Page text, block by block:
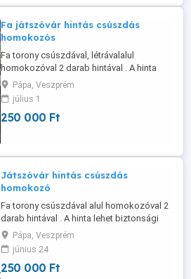
Fa játszóvár hintás csúszdás
homokozós
Fa torony csúszdával, létrávalalul
homokozóval 2 darab hintával . A hinta
lehet biztonsági vagy lap hinta. A csúszda
csúszófelülete 3 méter színe választható
kék,zöld,sárga,piros. A játszóvár akácból
és tölgyből készül ami keményfa így
Pápa, Veszprém
július 1
250 000 Ft
Játszóvár hintás csúszdás
homokozó
Fa torony csúszdával alul homokozóval 2
darab hintával . A hinta lehet biztonsági
vagy lap hinta. A csúszda csúszófelülete
3 méter színe választható kék, zöld,
sárga, piros. A játszóvár akácból és
tölgyből készül ami keményfa így jobban
Pápa, Veszprém
június 24
250 000 Ft